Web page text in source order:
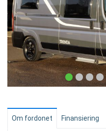
Om fordonet Finansiering